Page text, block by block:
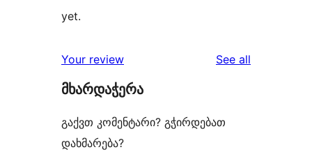
yet.
Your review See all
მხარდაჭერა
გაქვთ კომენტარი? გჭირდებათ
დახმარება?